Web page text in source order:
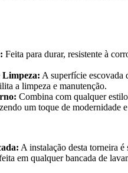
Feita para durar, resistente à
Limpeza: A superfície escovada
a limpeza e manutenção.
Combina com qualquer
um toque de modernidade
A instalação desta torneira é
em qualquer bancada de